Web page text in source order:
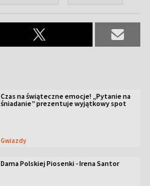
Czas na świąteczne emocje! „Pytanie na
śniadanie” prezentuje wyjątkowy spot
Gwiazdy
Dama Polskiej Piosenki - Irena Santor